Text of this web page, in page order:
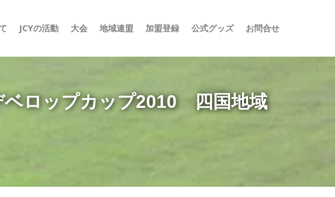
JCYの活動 大会 地域連盟 加盟登録 公式グッズ お問合せ
ベロップカップ2010 四国地域